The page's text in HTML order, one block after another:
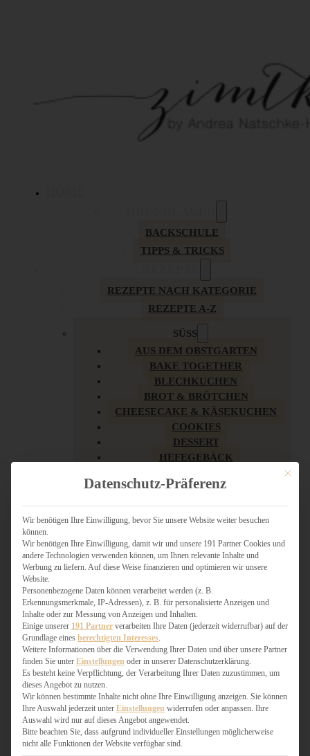
BACKSCHULE
TIPPS & TRICKS
REZEPTE NACH KATEGORIE
REZEPTE A-Z
SÜSS
AUS DEM OBSTGARTEN
BAKE TOGETHER
BLECHKUCHEN
BROT & BRÖTCHEN
CHEESECAKE & KÄSEKUCHEN
COOKIES
DESSERT
HEFEGEBÄCK
KUCHEN
LOW CARB & GESÜNDER
MY AMERICAN BAKERY
SCHOKOLADIGES
SÜSSES HAUPTGERICHT
TÖRTCHEN
VEGAN SÜSS
WEIHNACHTSBÄCKEREI
HERZHAFT
BURGER & SANDWICHES
FIX AUF DEM TISCH
FLEISCH & FISCH
GRILLEN / BARBECUE
Mit
Datenschutz-Präferenz
Wir benötigen Ihre Einwilligung, bevor Sie unsere Website weiter besuchen
können.
Wir benötigen Ihre Einwilligung, damit wir und unsere 191 Partner Cookies und
andere Technologien verwenden können, um Ihnen relevante Inhalte und
Werbung zu liefern. Auf diese Weise finanzieren und optimieren wir unsere
Website.
Personenbezogene Daten können verarbeitet werden (z. B.
Erkennungsmerkmale, IP-Adressen), z. B. für personalisierte Anzeigen und
Inhalte oder zur Messung von Anzeigen und Inhalten.
Einige unserer 191 Partner verarbeiten Ihre Daten (jederzeit widerrufbar) auf der
Grundlage eines berechtigten Interesses
Weitere Informationen über die Verwendung Ihrer Daten und über unsere Partner
finden Sie unter Einstellungen oder in unserer Datenschutzerklärung.
Es besteht keine Verpflichtung, der Verarbeitung Ihrer Daten zuzustimmen, um
dieses Angebot zu nutzen.
Wir können bestimmte Inhalte nicht ohne Ihre Einwilligung anzeigen. Sie können
Ihre Auswahl jederzeit unter Einstellungen widerrufen oder anpassen. Ihre
Auswahl wird nur auf dieses Angebot angewendet.
Bitte beachten Sie, dass aufgrund individueller Einstellungen möglicherweise
nicht alle Funktionen der Website verfügbar sind.